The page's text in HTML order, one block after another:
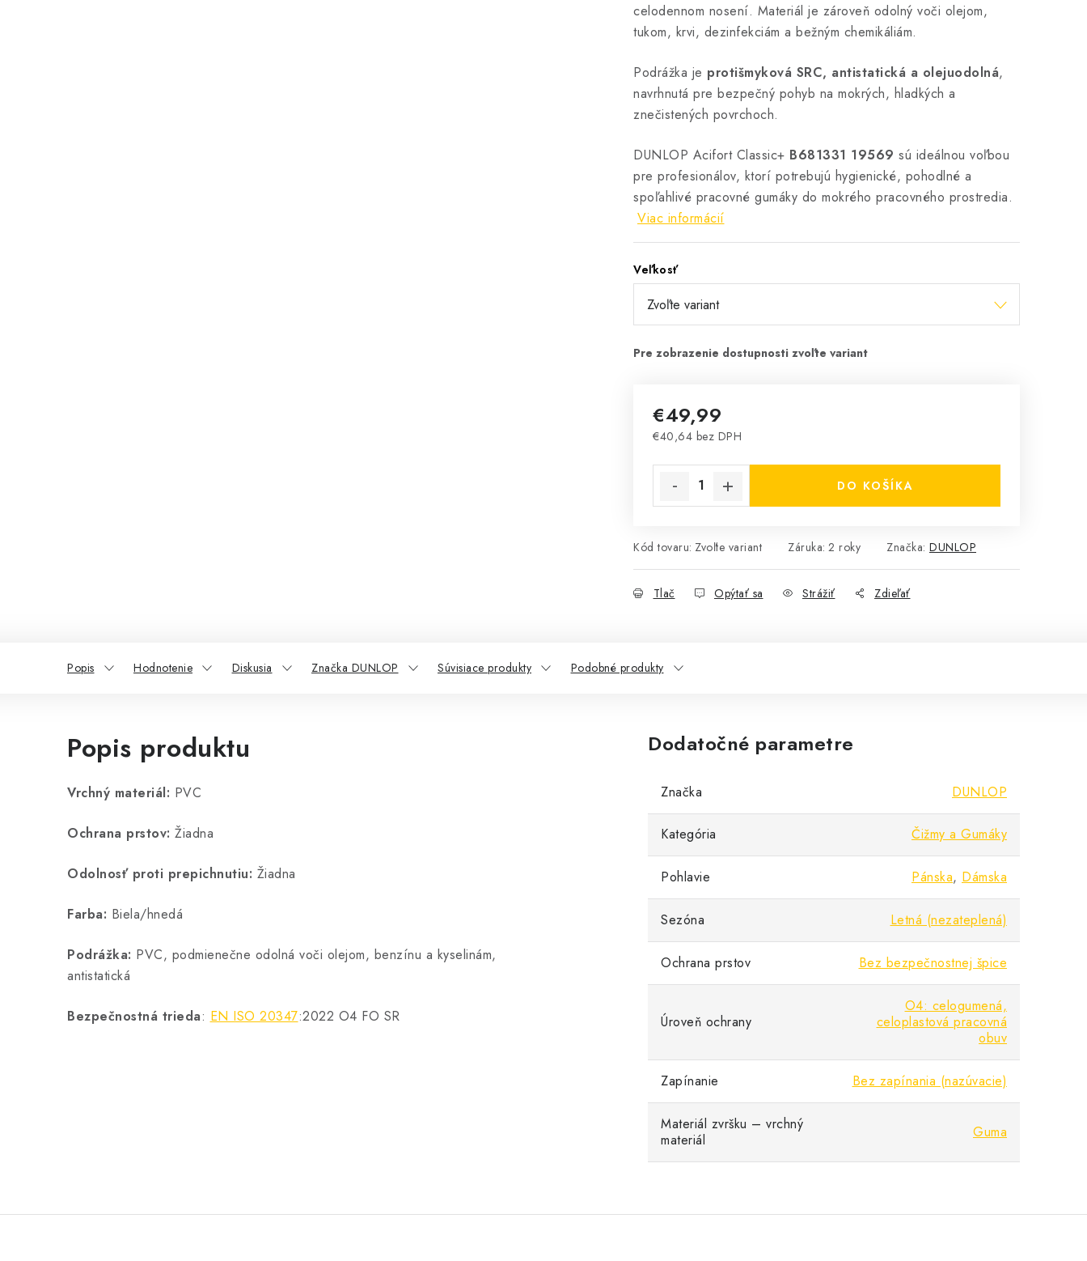
celodennom nosení. Materiál je zároveň odolný voči olejom,
tukom, krvi, dezinfekciám a bežným chemikáliám.
Podrážka je protišmyková SRC, antistatická a olejuodolná,
navrhnutá pre bezpečný pohyb na mokrých, hladkých a
znečistených povrchoch.
DUNLOP Acifort Classic+ B681331 19569 sú ideálnou voľbou
pre profesionálov, ktorí potrebujú hygienické, pohodlné a
spoľahlivé pracovné gumáky do mokrého pracovného prostredia.
Viac informácií
Veľkosť
€49,99
€40,64 bez DPH
DO KOŠÍKA
Kód tovaru: Zvoľte variant Záruka: 2 roky Značka: DUNLOP
Tlač Opýtať sa Strážiť Zdieľať
Popis Hodnotenie Diskusia Značka DUNLOP Súvisiace produkty Podobné produkty
Popis produktu
Vrchný materiál: PVC
Ochrana prstov: Žiadna
Odolnosť proti prepichnutiu: Žiadna
Farba: Biela/hnedá
Podrážka: PVC, podmienečne odolná voči olejom, benzínu a kyselinám,
antistatická
Bezpečnostná trieda: EN ISO 20347:2022 O4 FO SR
Dodatočné parametre
Značka DUNLOP
Kategória Čižmy a Gumáky
Pohlavie Pánska, Dámska
Sezóna Letná (nezateplená)
Ochrana prstov Bez bezpečnostnej špice
Úroveň ochrany
O4: celogumená,
celoplastová pracovná
obuv
Zapínanie Bez zapínania (nazúvacie)
Materiál zvršku – vrchný
materiál
Guma